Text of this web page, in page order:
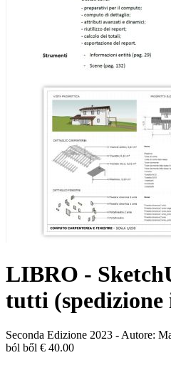
LIBRO -
tutti (spedizione
Seconda Edizione 2023 - Autore:
ból ből € 40.00